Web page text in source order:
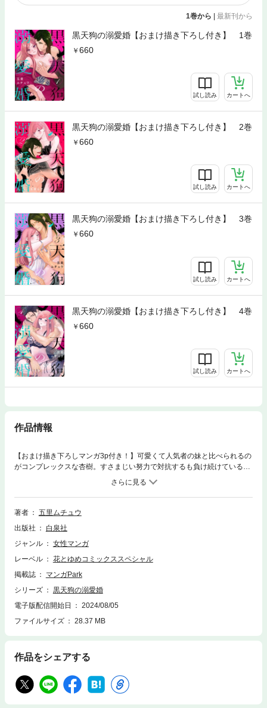
1巻から | 最新刊から
黒天狗の溺愛婚【おまけ描き下ろし付き】 1巻
660
試し読み カートへ
黒天狗の溺愛婚【おまけ描き下ろし付き】 2巻
660
試し読み カートへ
黒天狗の溺愛婚【おまけ描き下ろし付き】 3巻
660
試し読み カートへ
黒天狗の溺愛婚【おまけ描き下ろし付き】 4巻
660
試し読み カートへ
作品情報
【おまけ描き下ろしマンガ3p付き！】可愛くて人気者の妹と比べられるの
がコンプレックスな杏樹。すさまじい努力で対抗するも負け続けている彼
女のもとに、天狗の里から「杏樹が“大天狗の嫁”に選ばれた」という手紙
が届く。初めて自分を選んでくれる人がいた！と大喜びの杏樹に、チャラ
くてスケベな大天狗・透輝がぐいぐい迫ってきて……!? 「これからもっ
とエッチな事、するつもりなんだけど…？」 甘やかし絶倫天狗×ツン健
「黒天狗の溺愛婚［ばら売り］第1～4話」を収録しております。)
著者
五里ムチュウ
出版社
白泉社
ジャンル
女性マンガ
レーベル
花とゆめコミックススペシャル
掲載誌
マンガPark
シリーズ
黒天狗の溺愛婚
電子版配信開始日
2024/08/05
ファイルサイズ
28.37 MB
作品をシェアする